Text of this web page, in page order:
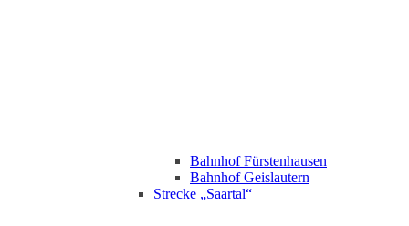
Bahnhof Fürstenhausen
Bahnhof Geislautern
Strecke „Saartal“